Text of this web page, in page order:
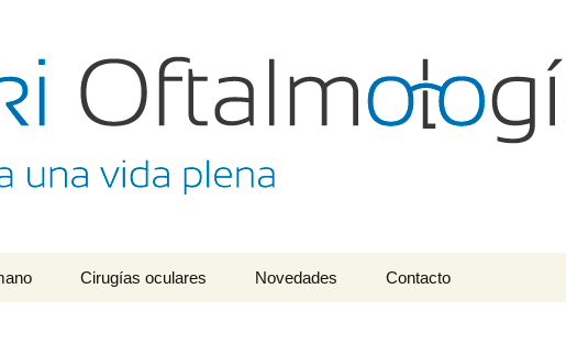
Dr.
Cirugías oculares Novedades Contacto